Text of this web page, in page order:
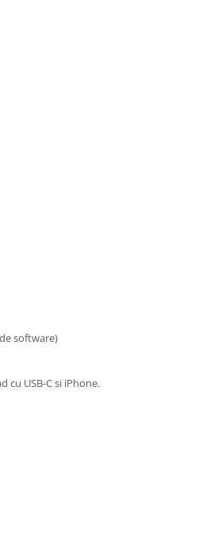
software)
cu USB-C si iPhone.